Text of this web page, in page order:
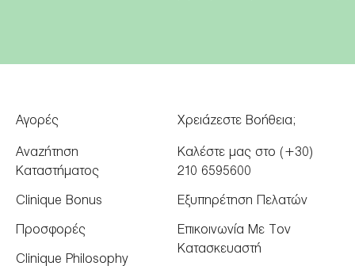
Αγορές
Αναζήτηση
Καταστήματος
Clinique Bonus
Προσφορές
Clinique Philosophy
Χρειάζεστε Βοήθεια;
Καλέστε μας στο (+30)
210 6595600
Εξυπηρέτηση Πελατών
Επικοινωνία Με Τον
Κατασκευαστή